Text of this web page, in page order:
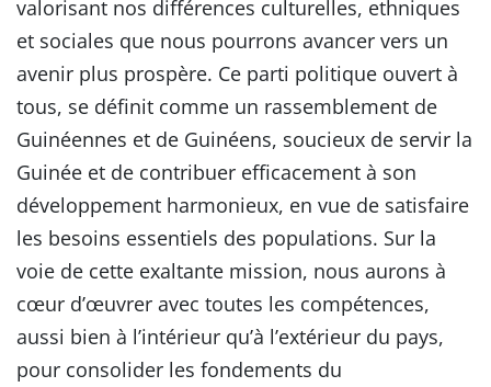
valorisant nos différences culturelles, ethniques
et sociales que nous pourrons avancer vers un
avenir plus prospère. Ce parti politique ouvert à
tous, se définit comme un rassemblement de
Guinéennes et de Guinéens, soucieux de servir la
Guinée et de contribuer efficacement à son
développement harmonieux, en vue de satisfaire
les besoins essentiels des populations. Sur la
voie de cette exaltante mission, nous aurons à
cœur d’œuvrer avec toutes les compétences,
aussi bien à l’intérieur qu’à l’extérieur du pays,
pour consolider les fondements du